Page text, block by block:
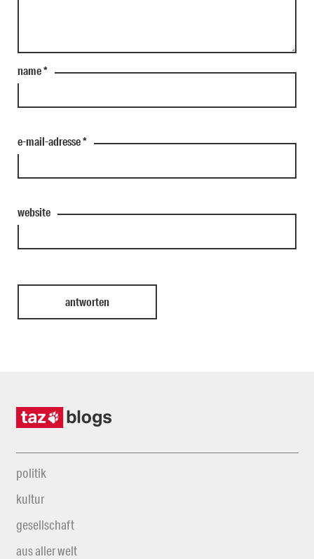
name*
e-mail-adresse*
website
politik
kultur
gesellschaft
aus aller welt